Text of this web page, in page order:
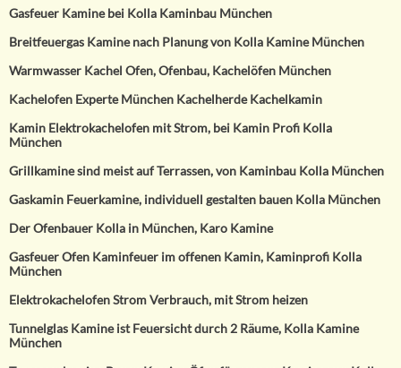
Gasfeuer Kamine bei Kolla Kaminbau München
Breitfeuergas Kamine nach Planung von Kolla Kamine München
Warmwasser Kachel Ofen, Ofenbau, Kachelöfen München
Kachelofen Experte München Kachelherde Kachelkamin
Kamin Elektrokachelofen mit Strom, bei Kamin Profi Kolla
München
Grillkamine sind meist auf Terrassen, von Kaminbau Kolla München
Gaskamin Feuerkamine, individuell gestalten bauen Kolla München
Der Ofenbauer Kolla in München, Karo Kamine
Gasfeuer Ofen Kaminfeuer im offenen Kamin, Kaminprofi Kolla
München
Elektrokachelofen Strom Verbrauch, mit Strom heizen
Tunnelglas Kamine ist Feuersicht durch 2 Räume, Kolla Kamine
München